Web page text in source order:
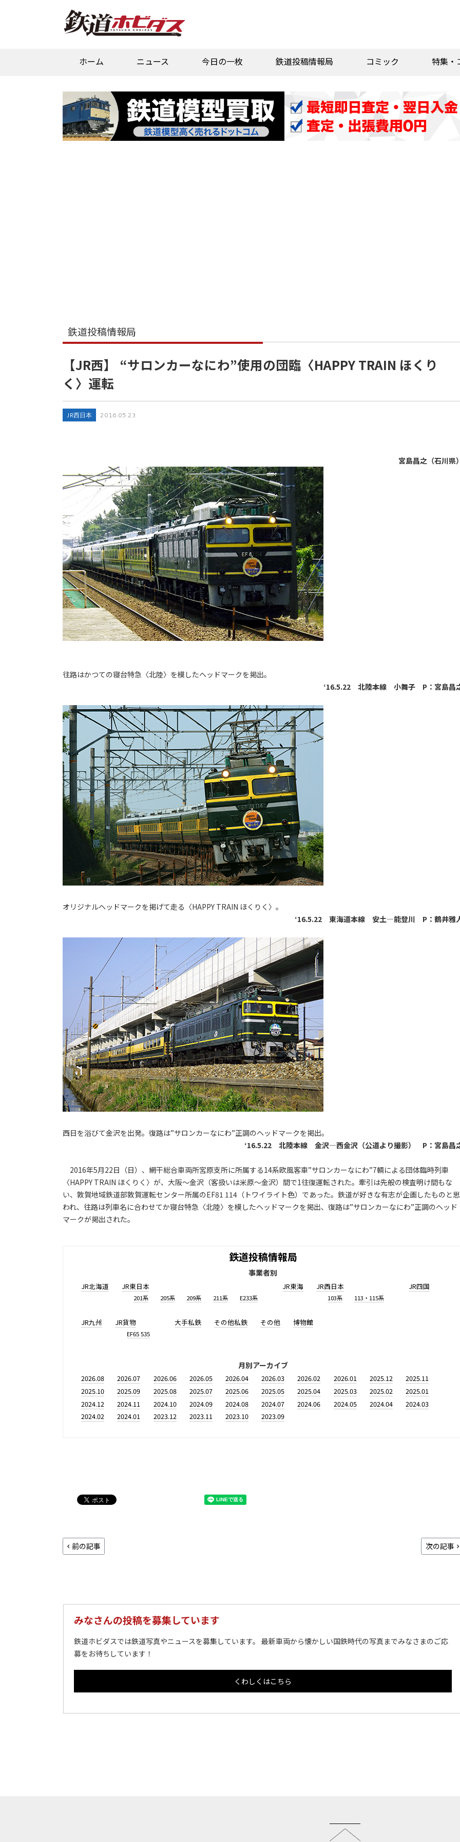
ホーム ニュース 今日の一枚 鉄道投稿情報局 コミック 特集・
鉄道投稿情報局
【JR西】 “サロンカーなにわ”使用の団臨〈HAPPY TRAIN ほくり
く〉運転
JR西日本 2016.05.23
宮島昌之（石川県
往路はかつての寝台特急〈北陸〉を模したヘッドマークを掲出。
‘16.5.22 北陸本線 小舞子 P：宮島昌
オリジナルヘッドマークを掲げて走る〈HAPPY TRAIN ほくりく〉。
‘16.5.22 東海道本線 安土―能登川 P：鶴井雅
西日を浴びて金沢を出発。復路は”サロンカーなにわ”正調のヘッドマークを掲出。
‘16.5.22 北陸本線 金沢―西金沢（公道より撮影） P：宮島昌
2016年5月22日（日）、網干総合車両所宮原支所に所属する14系欧風客車”サロンカーなにわ”7輌による団体臨時列車
〈HAPPY TRAIN ほくりく〉が、大阪～金沢（客扱いは米原～金沢）間で1往復運転された。牽引は先般の検査明け間もな
い、敦賀地域鉄道部敦賀運転センター所属のEF81 114（トワイライト色）であった。鉄道が好きな有志が企画したものと思
われ、往路は列車名に合わせてか寝台特急〈北陸〉を模したヘッドマークを掲出、復路は”サロンカーなにわ”正調のヘッド
マークが掲出された。
鉄道投稿情報局
事業者別
JR北海道 JR東日本
201系 205系 209系 211系 E233系
JR東海 JR西日本
103系 113・115系
JR四国
JR九州 JR貨物
EF65 535
大手私鉄 その他私鉄 その他 博物館
月別アーカイブ
2026.08 2026.07 2026.06 2026.05 2026.04 2026.03 2026.02 2026.01 2025.12
2025.11
2025.10
2025.09 2025.08 2025.07 2025.06 2025.05 2025.04 2025.03 2025.02
2025.01
2024.12
2024.11 2024.10 2024.09 2024.08 2024.07 2024.06 2024.05 2024.04
2024.03
2024.02
2024.01 2023.12 2023.11 2023.10 2023.09
前の記事 次の記事
みなさんの投稿を募集しています
鉄道ホビダスでは鉄道写真やニュースを募集しています。 最新車両から懐かしい国鉄時代の写真までみなさまのご応
募をお待ちしています！
くわしくはこちら